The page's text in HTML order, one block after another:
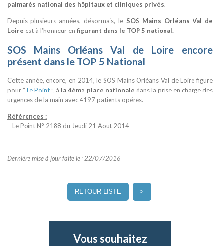
palmarès national des hôpitaux et cliniques privés.
Depuis plusieurs années, désormais, leSOS Mains Orléans Val de
Loire est à l’honneur en figurant dans le TOP 5 national.
SOS Mains Orléans Val de Loire encore
présent dans le TOP 5 National
Cette année, encore, en 2014, le SOS Mains Orléans Val de Loire figure
pour “Le Point”, à la 4ème place nationale dans la prise en charge des
urgences de la main avec 4197 patients opérés.
Références :
– Le Point N° 2188 du Jeudi 21 Aout 2014
Dernière mise à jour faite le : 22/07/2016
RETOUR LISTE >
Vous souhaitez